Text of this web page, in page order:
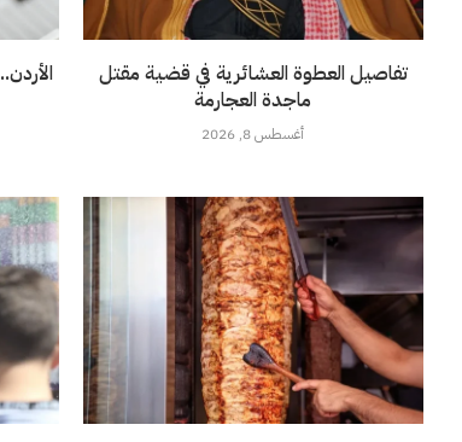
تفاصيل العطوة العشائرية في قضية مقتل
ماجدة العجارمة
أغسطس 8, 2026